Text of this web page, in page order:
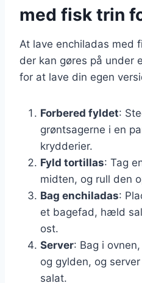
med fisk trin
At lave enchiladas med
der kan gøres på under
for at lave din egen
Forbered fyldet:
grøntsagerne i en
krydderier.
Fyld tortillas: Tag
midten, og rull den
Bag enchiladas:
et bagefad, hæld
ost.
Server: Bag i
og gylden, og
salat.